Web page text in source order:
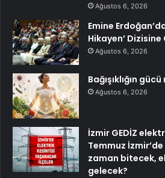
Ağustos 6, 2026
Emine
Hikayen’ Dizisine
Ağustos 6, 2026
Bağışıklığın
Ağustos 6, 2026
İzmir GEDİZ
Temmuz
zaman bitecek,
gelecek?